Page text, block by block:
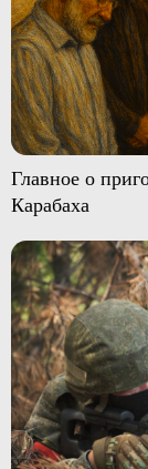
Главное о
Карабаха